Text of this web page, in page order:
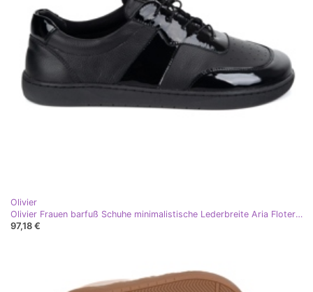
Olivier
Olivier Frauen barfuß Schuhe minimalistische Lederbreite Aria Floter schwarz
97,18 €